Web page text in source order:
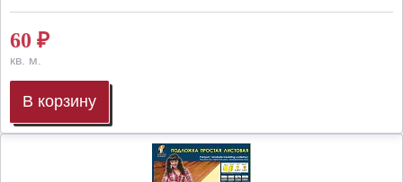
60 ₽
кв. м.
В корзину